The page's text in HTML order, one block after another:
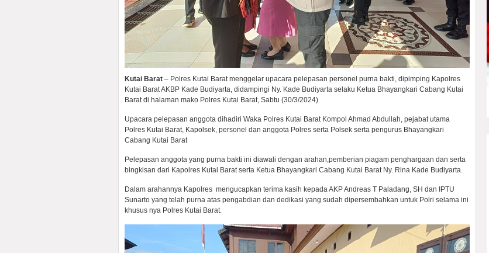
Kutai Barat – Polres Kutai Barat menggelar upacara pelepasan personel purna bakti, dipimping Kapolres
Kutai Barat AKBP Kade Budiyarta, didampingi Ny. Kade Budiyarta selaku Ketua Bhayangkari Cabang Kutai
Barat di halaman mako Polres Kutai Barat, Sabtu (30/3/2024)
Upacara pelepasan anggota dihadiri Waka Polres Kutai Barat Kompol Ahmad Abdullah, pejabat utama
Polres Kutai Barat, Kapolsek, personel dan anggota Polres serta Polsek serta pengurus Bhayangkari
Cabang Kutai Barat
Pelepasan anggota yang purna bakti ini diawali dengan arahan,pemberian piagam penghargaan dan serta
bingkisan dari Kapolres Kutai Barat serta Ketua Bhayangkari Cabang Kutai Barat Ny. Rina Kade Budiyarta.
Dalam arahannya Kapolres mengucapkan terima kasih kepada AKP Andreas T Paladang, SH dan IPTU
Sunarto yang telah purna atas pengabdian dan dedikasi yang sudah dipersembahkan untuk Polri selama ini
khusus nya Polres Kutai Barat.